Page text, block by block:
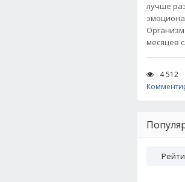
лучше
месяцев
4 512